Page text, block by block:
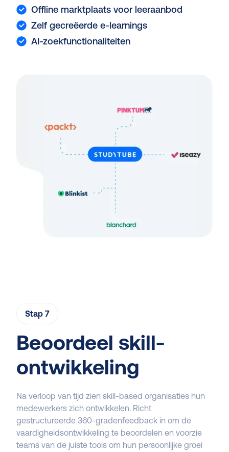
Offline marktplaats voor leeraanbod
Zelf gecreëerde e-learnings
AI-zoekfunctionaliteiten
Stap 7
Beoordeel skill-
ontwikkeling
Na verloop van tijd zien skill-based organisaties hun
medewerkers zich ontwikkelen. Richt
gestructureerde 360-gradenfeedback in om de
vaardigheidsontwikkeling te beoordelen en voorzie
teams van de juiste tools om hun persoonlijke groei